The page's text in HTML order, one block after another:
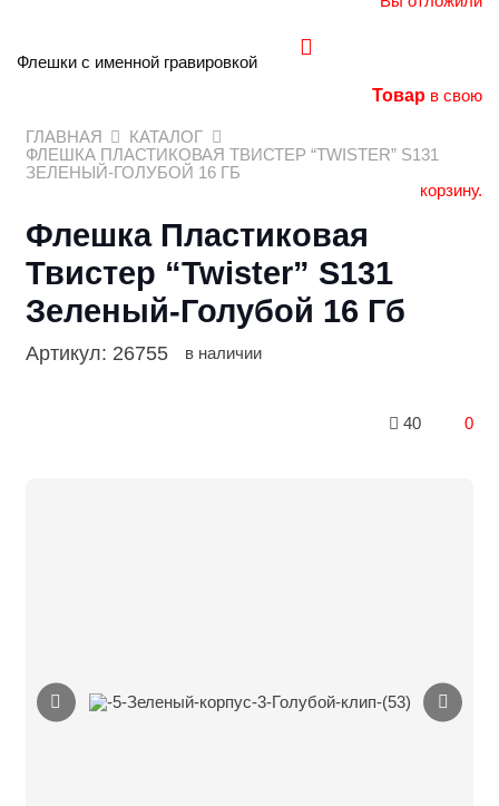
Флешки с именной гравировкой
Товарв свою
корзину.
ГЛАВНАЯ
КАТАЛОГ
ФЛЕШКА ПЛАСТИКОВАЯ ТВИСТЕР “TWISTER” S131
ЗЕЛЕНЫЙ-ГОЛУБОЙ 16 ГБ
Флешка Пластиковая
Твистер “Twister” S131
Зеленый-Голубой 16 Гб
Артикул: 26755 в наличии
40 0